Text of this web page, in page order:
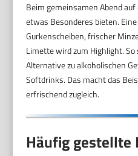
Beim gemeinsamen Abend
etwas Besonderes bieten.
Gurkenscheiben, frischer
Limette wird zum Highlight.
Alternative zu alkoholischen
Softdrinks. Das macht das
erfrischend zugleich.
Häufig gestellte